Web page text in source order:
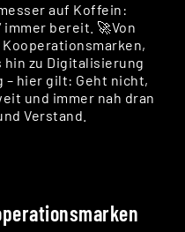
auf Koffein:
bereit. 🚀Von
zu Digitalisierung
– hier gilt: Geht nicht,
und immer nah dran
Verstand.